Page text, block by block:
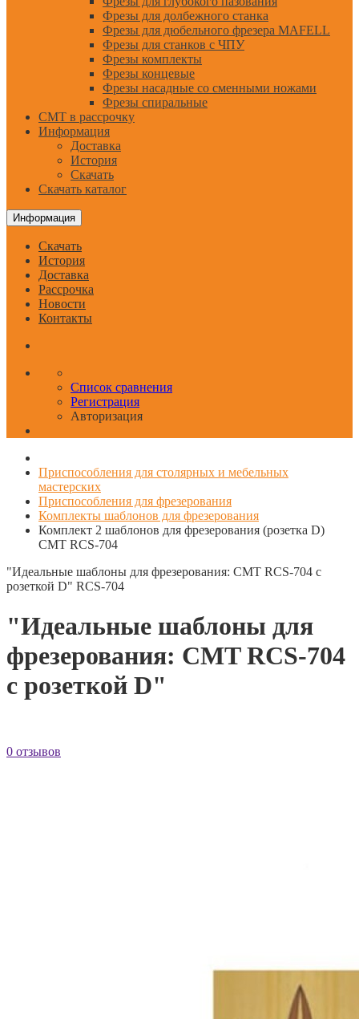
Фрезы для долбежного станка
Фрезы для дюбельного фрезера MAFELL
Фрезы для станков с ЧПУ
Фрезы комплекты
Фрезы концевые
Фрезы насадные со сменными ножами
Фрезы спиральные
CMT в рассрочку
Информация
Доставка
История
Скачать
Скачать каталог
Информация
Скачать
История
Доставка
Рассрочка
Новости
Контакты
Список сравнения
Регистрация
Авторизация
Приспособления для столярных и мебельных
мастерских
Приспособления для фрезерования
Комплекты шаблонов для фрезерования
Комплект 2 шаблонов для фрезерования (розетка D)
CMT RCS-704
"Идеальные шаблоны для фрезерования: CMT RCS-704 с
розеткой D" RCS-704
"Идеальные шаблоны для
фрезерования: CMT RCS-704
с розеткой D"
0 отзывов